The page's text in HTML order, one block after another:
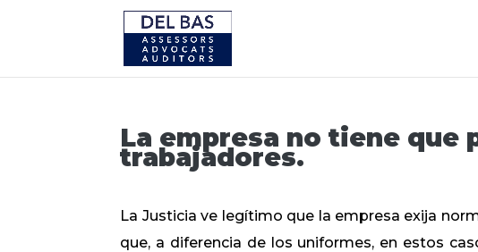
La empresa no tiene que
trabajadores.
La Justicia ve legítimo que la empresa exija
que, a diferencia de los uniformes, en estos